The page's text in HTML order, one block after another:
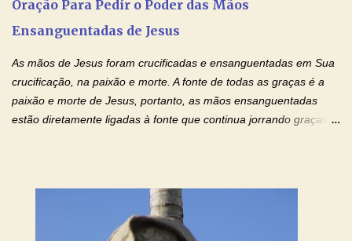
de orgulho. Nada faz de inconveniente, não procura o seu próprio
interesse, não se irrita, não guarda rancor. Não se alegra com a
Oração Para Pedir o Poder das Mãos
Ensanguentadas de Jesus
As mãos de Jesus foram crucificadas e ensanguentadas em Sua
crucificação, na paixão e morte. A fonte de todas as graças é a
paixão e morte de Jesus, portanto, as mãos ensanguentadas
estão diretamente ligadas à fonte que continua jorrando graças
ensanguentadas, chagadas e abertas, sobre mim, neste
momento. Sinto-me completamente sem forças para prosseguir,
carregando as minhas cruzes. Preciso que a força e o poder de